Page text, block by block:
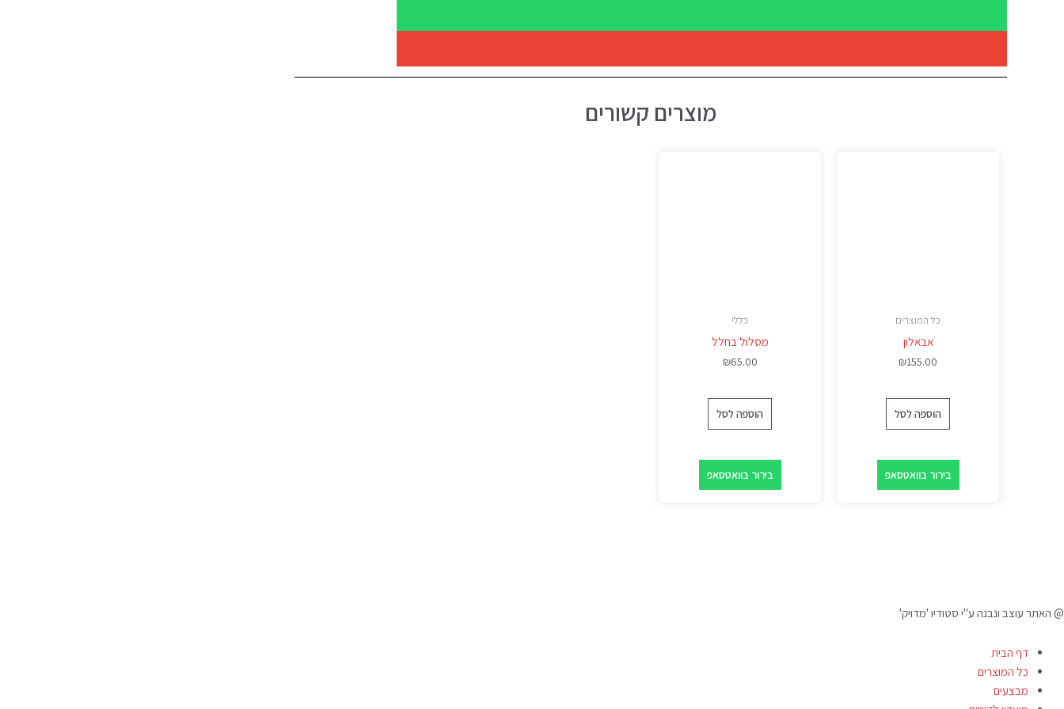
מוצרים קשורים
כל המוצרים
אבאלון
₪155.00
הוספה לסל
בירור בוואטסאפ
כללי
מסלול בחלל
₪65.00
הוספה לסל
בירור בוואטסאפ
@ האתר עוצב ונבנה ע"י סטודיו 'מדויק'
דף הבית
כל המוצרים
מבצעים